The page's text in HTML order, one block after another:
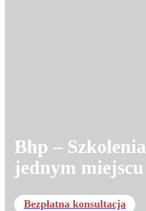
Bhp –
jednym miejscu
Bezpłatna konsultacja